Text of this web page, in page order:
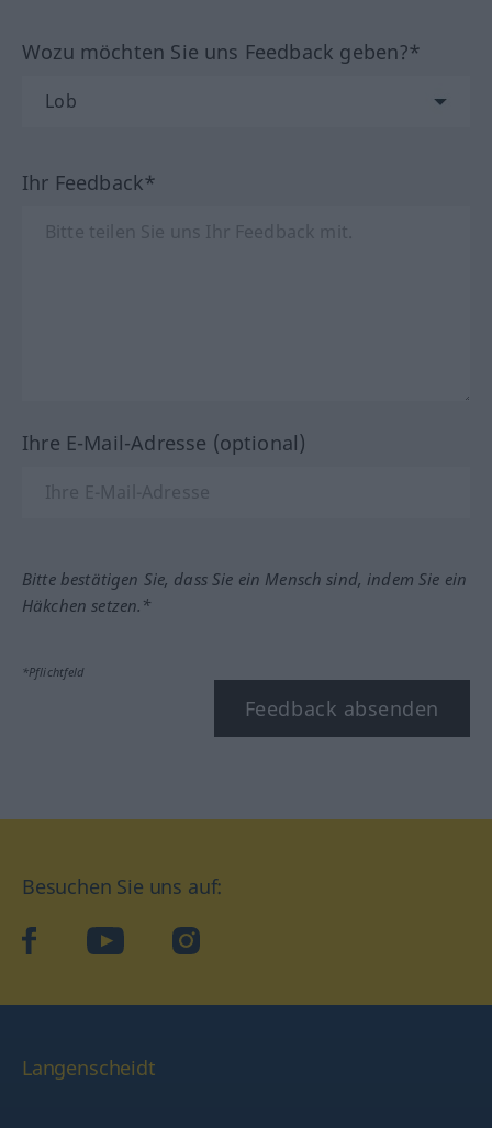
Wozu möchten Sie uns Feedback geben?*
Ihr Feedback*
Ihre E-Mail-Adresse (optional)
Bitte bestätigen Sie, dass Sie ein Mensch sind, indem Sie ein
Häkchen setzen.*
*Pflichtfeld
Feedback absenden
Besuchen Sie uns auf:
facebookYouTube Instagram
Langenscheidt